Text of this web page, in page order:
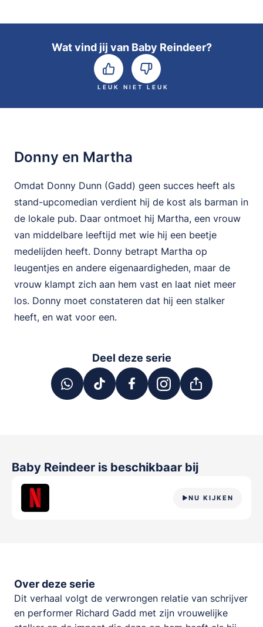
Wat vind jij van Baby Reindeer?
LEUK NIET LEUK
Donny en Martha
Omdat Donny Dunn (Gadd) geen succes heeft als
stand-upcomedian verdient hij de kost als barman in
de lokale pub. Daar ontmoet hij Martha, een vrouw
van middelbare leeftijd met wie hij een beetje
medelijden heeft. Donny betrapt Martha op
leugentjes en andere eigenaardigheden, maar de
vrouw klampt zich aan hem vast en laat niet meer
los. Donny moet constateren dat hij een stalker
heeft, en wat voor een.
Deel deze serie
Baby Reindeer is beschikbaar bij
NU KIJKEN
Over deze serie
Dit verhaal volgt de verwrongen relatie van schrijver
en performer Richard Gadd met zijn vrouwelijke